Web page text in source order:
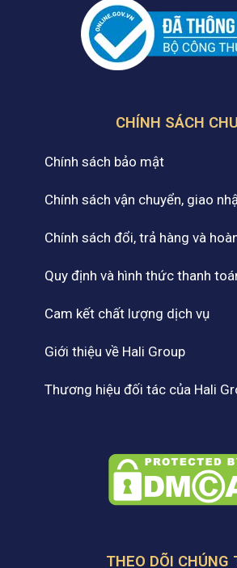
CHÍNH SÁCH
Chính sách bảo mật
Chính sách vận chuyển, giao
Chính sách đổi, trả hàng và
Quy định và hình thức thanh
Cam kết chất lượng dịch vụ
Giới thiệu về Hali Group
Thương hiệu đối tác của Hali
THEO DÕI CHÚNG